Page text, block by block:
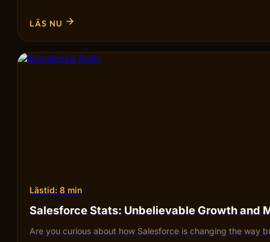
LÄS NU
Lästid: 8 min
Salesforce Stats: Unbelievable Growth and
Are you curious about how Salesforce is changing the way